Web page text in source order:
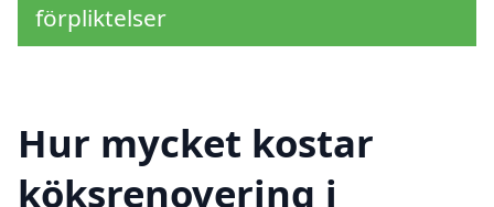
förpliktelser
Hur mycket kostar
köksrenovering i